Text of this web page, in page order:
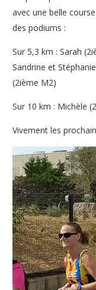
avec une belle
des podiums :
Sur 5,3 km : Sarah
Sandrine et
(2ième M2)
Sur 10 km : Michèle
Vivement les